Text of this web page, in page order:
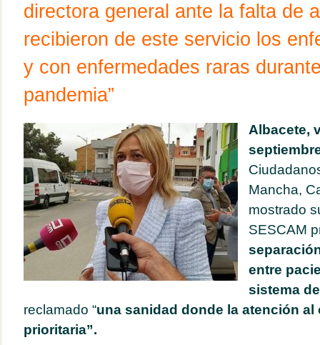
directora general ante la falta de
recibieron de este servicio los
y con enfermedades raras
pandemia”
Albacete,
Mancha,
mostrado
SESCAM
entre
sistema
reclamado “una sanidad donde la atención al
prioritaria”.